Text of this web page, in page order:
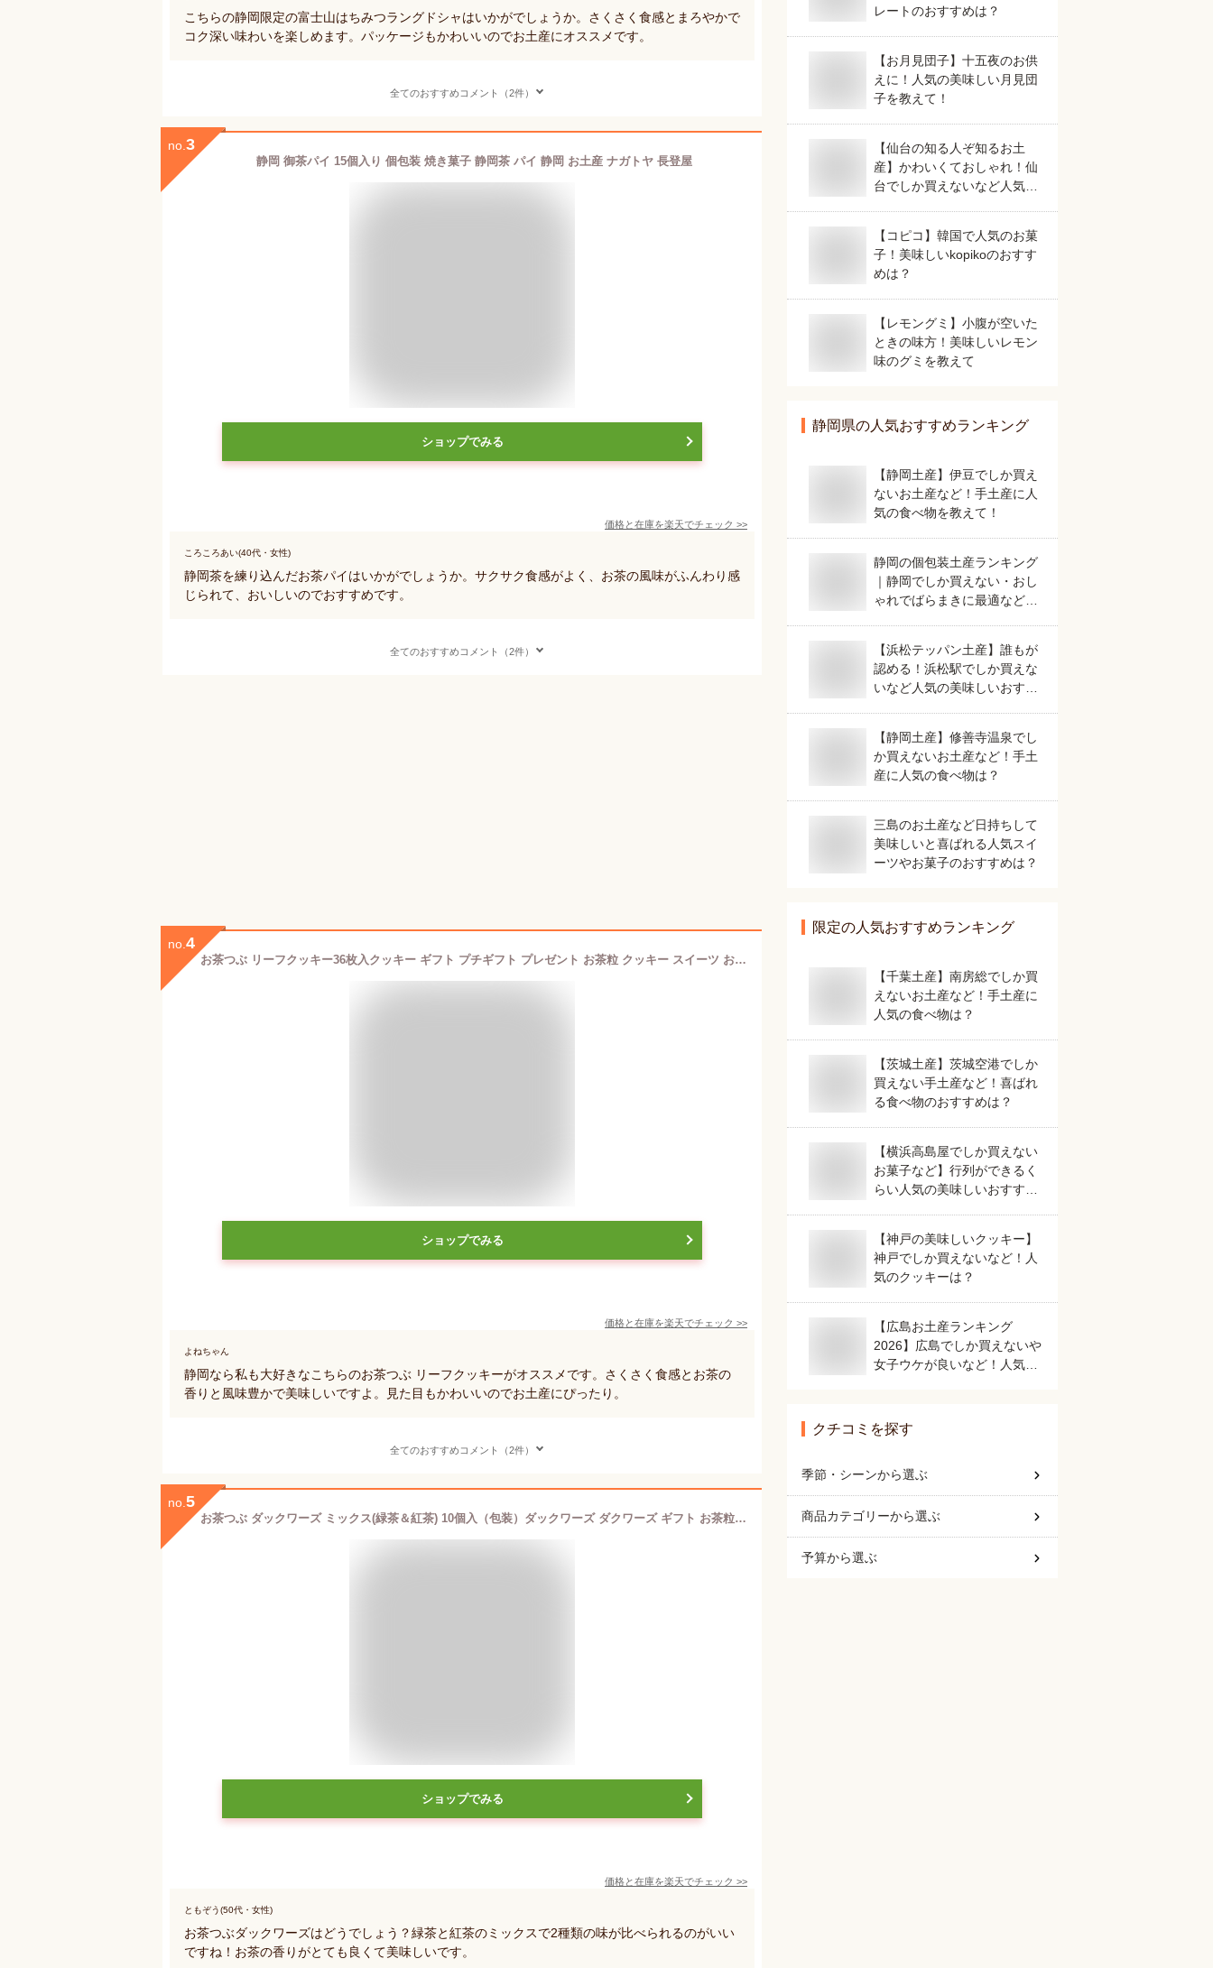
こちらの静岡限定の富士山はちみつラングドシャはいかがでしょうか。さくさく食感とまろやかで
コク深い味わいを楽しめます。パッケージもかわいいのでお土産にオススメです。
全てのおすすめコメント（2件）
no. 3
静岡 御茶パイ 15個入り 個包装 焼き菓子 静岡茶 パイ 静岡 お土産 ナガトヤ 長登屋
ショップでみる
価格と在庫を楽天でチェック >>
ころころあい(40代・女性)
静岡茶を練り込んだお茶パイはいかがでしょうか。サクサク食感がよく、お茶の風味がふんわり感
じられて、おいしいのでおすすめです。
全てのおすすめコメント（2件）
no. 4
お茶つぶ リーフクッキー36枚入クッキー ギフト プチギフト プレゼント お茶粒 クッキー スイーツ お菓子 お茶 静岡茶 静岡土産 静岡 お土産 高柳製茶
ショップでみる
価格と在庫を楽天でチェック >>
よねちゃん
静岡なら私も大好きなこちらのお茶つぶ リーフクッキーがオススメです。さくさく食感とお茶の
香りと風味豊かで美味しいですよ。見た目もかわいいのでお土産にぴったり。
全てのおすすめコメント（2件）
no. 5
お茶つぶ ダックワーズ ミックス(緑茶＆紅茶) 10個入（包装）ダックワーズ ダクワーズ ギフト お茶粒 静岡土産 お土産 手土産 スイーツ お菓子 プレゼント ダクワーズ 贈り物 抹茶 お茶 和スイーツ 国産米粉 高柳製茶
ショップでみる
価格と在庫を楽天でチェック >>
ともぞう(50代・女性)
お茶つぶダックワーズはどうでしょう？緑茶と紅茶のミックスで2種類の味が比べられるのがいい
ですね！お茶の香りがとても良くて美味しいです。
レートのおすすめは？
【お月見団子】十五夜のお供
えに！人気の美味しい月見団
子を教えて！
【仙台の知る人ぞ知るお土
産】かわいくておしゃれ！仙
台でしか買えないなど人気の
【コピコ】韓国で人気のお菓
子！美味しいkopikoのおすす
めは？
【レモングミ】小腹が空いた
ときの味方！美味しいレモン
味のグミを教えて
静岡県の人気おすすめランキング
【静岡土産】伊豆でしか買え
ないお土産など！手土産に人
気の食べ物を教えて！
静岡の個包装土産ランキング
｜静岡でしか買えない・おし
ゃれでばらまきに最適など人
【浜松テッパン土産】誰もが
認める！浜松駅でしか買えな
いなど人気の美味しいおすす
【静岡土産】修善寺温泉でし
か買えないお土産など！手土
産に人気の食べ物は？
三島のお土産など日持ちして
美味しいと喜ばれる人気スイ
ーツやお菓子のおすすめは？
限定の人気おすすめランキング
【千葉土産】南房総でしか買
えないお土産など！手土産に
人気の食べ物は？
【茨城土産】茨城空港でしか
買えない手土産など！喜ばれ
る食べ物のおすすめは？
【横浜高島屋でしか買えない
お菓子など】行列ができるく
らい人気の美味しいおすすめ
【神戸の美味しいクッキー】
神戸でしか買えないなど！人
気のクッキーは？
【広島お土産ランキング
2026】広島でしか買えないや
女子ウケが良いなど！人気の
クチコミを探す
季節・シーンから選ぶ
商品カテゴリーから選ぶ
予算から選ぶ